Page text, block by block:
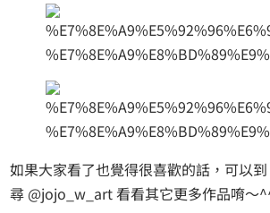
如果大家看了也覺得很喜歡的話，可以
尋 @jojo_w_art看看其它更多作品唷～